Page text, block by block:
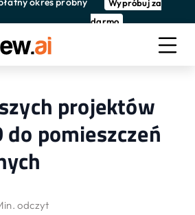
Wypróbuj za
darmo
projektów
do pomieszczeń
odczyt